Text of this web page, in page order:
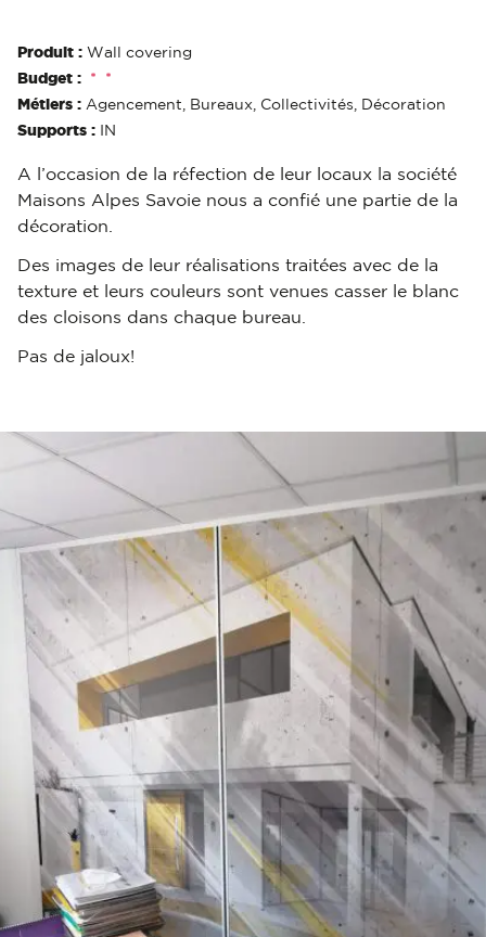
Produit : Wall covering
Budget :
*
*
Métiers : Agencement, Bureaux, Collectivités, Décoration
Supports : IN
A l’occasion de la réfection de leur locaux la société
Maisons Alpes Savoie nous a confié une partie de la
décoration.
Des images de leur réalisations traitées avec de la
texture et leurs couleurs sont venues casser le blanc
des cloisons dans chaque bureau.
Pas de jaloux!